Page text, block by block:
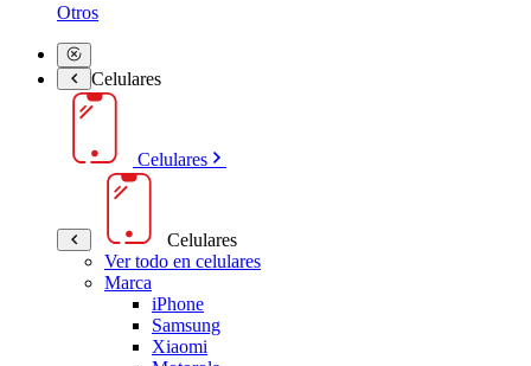
Otros
Celulares
Celulares
Celulares
Ver todo en celulares
Marca
iPhone
Samsung
Xiaomi